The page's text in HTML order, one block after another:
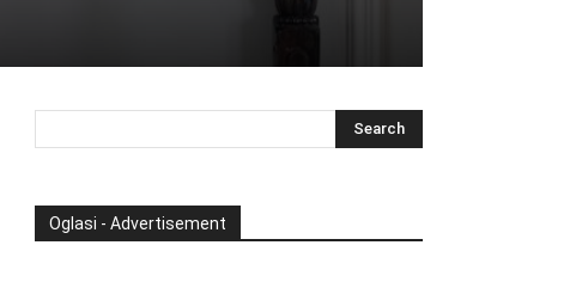
Oglasi - Advertisement